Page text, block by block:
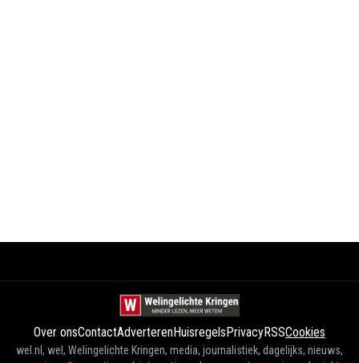
Over onsContactAdverterenHuisregelsPrivacyRSSCookies
wel.nl, wel, Welingelichte Kringen, media, journalistiek, dagelijks, nieuws,